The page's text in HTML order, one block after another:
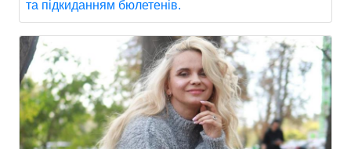
та підкиданням бюлетенів.